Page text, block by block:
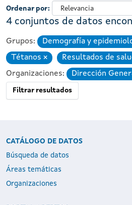
Ordenar por
4 conjuntos de datos
Grupos: Demografía y
Tétanos
EliminarResultados de
Organizaciones: Dirección
Filtrar resultados
CATÁLOGO DE DATOS
Búsqueda de datos
Áreas temáticas
Organizaciones